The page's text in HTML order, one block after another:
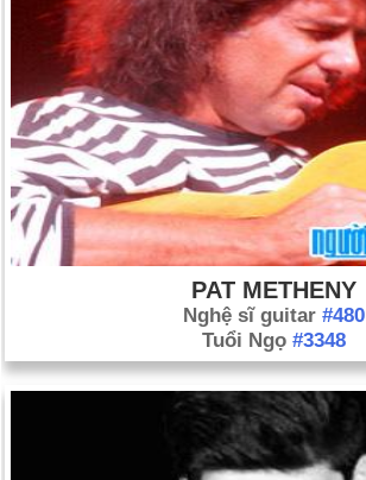
PAT METHENY
Nghệ sĩ guitar #480
Tuổi Ngọ #3348